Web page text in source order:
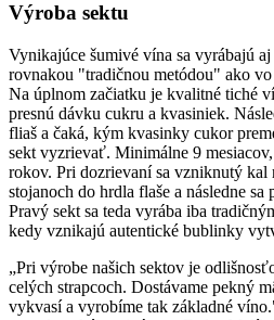
Výroba sektu
Vynikajúce šumivé vína sa vyrábajú
rovnakou "tradičnou metódou" ako
Na úplnom začiatku je kvalitné tiché
presnú dávku cukru a kvasiniek.
fliaš a čaká, kým kvasinky cukor
sekt vyzrievať. Minimálne 9
rokov. Pri dozrievaní sa vzniknutý kal
stojanoch do hrdla flaše a následne
Pravý sekt sa teda vyrába iba
kedy vznikajú autentické bublinky
„Pri výrobe našich sektov je
celých strapcoch. Dostávame pekný
vykvasí a vyrobíme tak základné